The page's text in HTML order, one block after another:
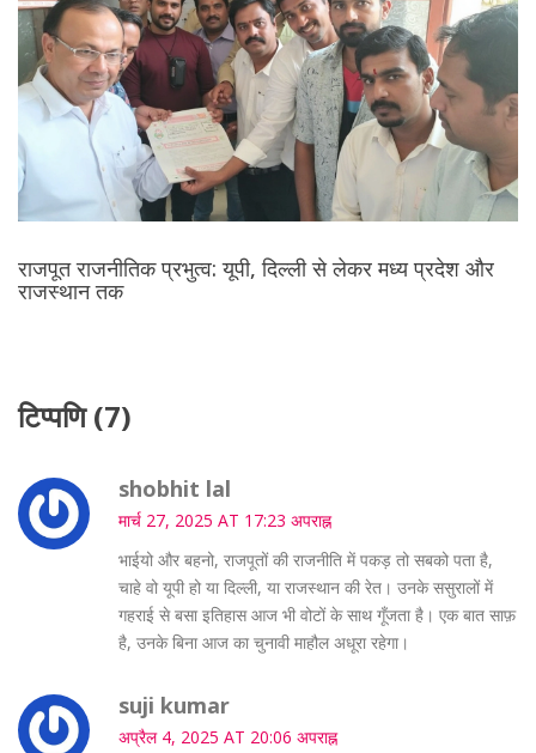
राजपूत राजनीतिक प्रभुत्व: यूपी, दिल्ली से लेकर मध्य प्रदेश और
राजस्थान तक
टिप्पणि (7)
shobhit lal
मार्च 27, 2025 AT 17:23 अपराह्न
भाईयो और बहनो, राजपूतों की राजनीति में पकड़ तो सबको पता है,
चाहे वो यूपी हो या दिल्ली, या राजस्थान की रेत। उनके ससुरालों में
गहराई से बसा इतिहास आज भी वोटों के साथ गूँजता है। एक बात साफ़
है, उनके बिना आज का चुनावी माहौल अधूरा रहेगा।
suji kumar
अप्रैल 4, 2025 AT 20:06 अपराह्न